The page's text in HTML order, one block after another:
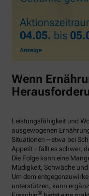
Wenn
Leistungsfähigkeit und
ausgewogenen
Situationen – etwa bei
Appetit – fällt es schwer,
Die Folge kann eine
Müdigkeit, Schwäche
Um dem
unterstützen, kann
®